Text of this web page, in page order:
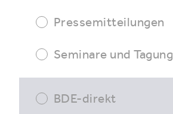
Pressemitteilungen
Seminare und
BDE-direkt